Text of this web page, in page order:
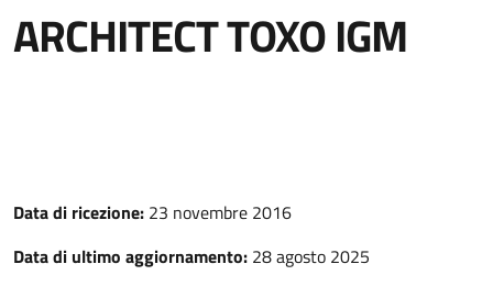
ARCHITECT TOXO IGM
Data di ricezione: 23 novembre 2016
Data di ultimo aggiornamento: 28 agosto 2025